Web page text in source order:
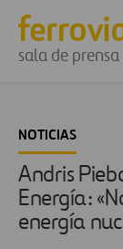
sala de prensa
NOTICIAS
Andris
Energía:
energía